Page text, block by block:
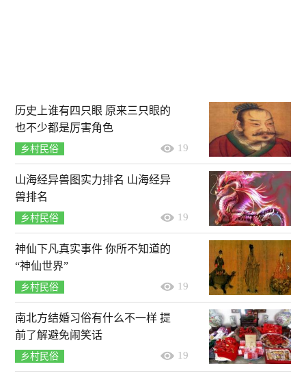
历史上谁有四只眼 原来三只眼的
也不少都是厉害角色
乡村民俗 19
山海经异兽图实力排名 山海经异
兽排名
乡村民俗 19
神仙下凡真实事件 你所不知道的
“神仙世界”
乡村民俗 19
南北方结婚习俗有什么不一样 提
前了解避免闹笑话
乡村民俗 19